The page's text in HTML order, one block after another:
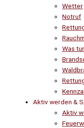
Wetter
Notruf
Was
Aktiv werden &
Aktiv